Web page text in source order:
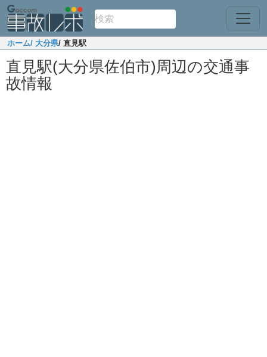
ホーム/ 大分県/ 直見駅
直見駅(大分県佐伯市)周辺の交通事
故情報